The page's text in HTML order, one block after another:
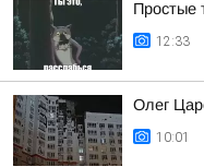
Простые
12:33
Олег
10:01